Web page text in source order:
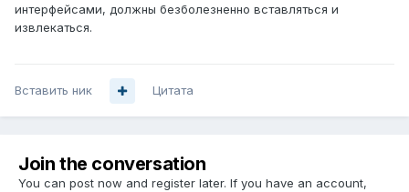
интерфейсами, должны безболезненно вставляться и
извлекаться.
Вставить ник Цитата
Join the conversation
You can post now and register later. If you have an account,